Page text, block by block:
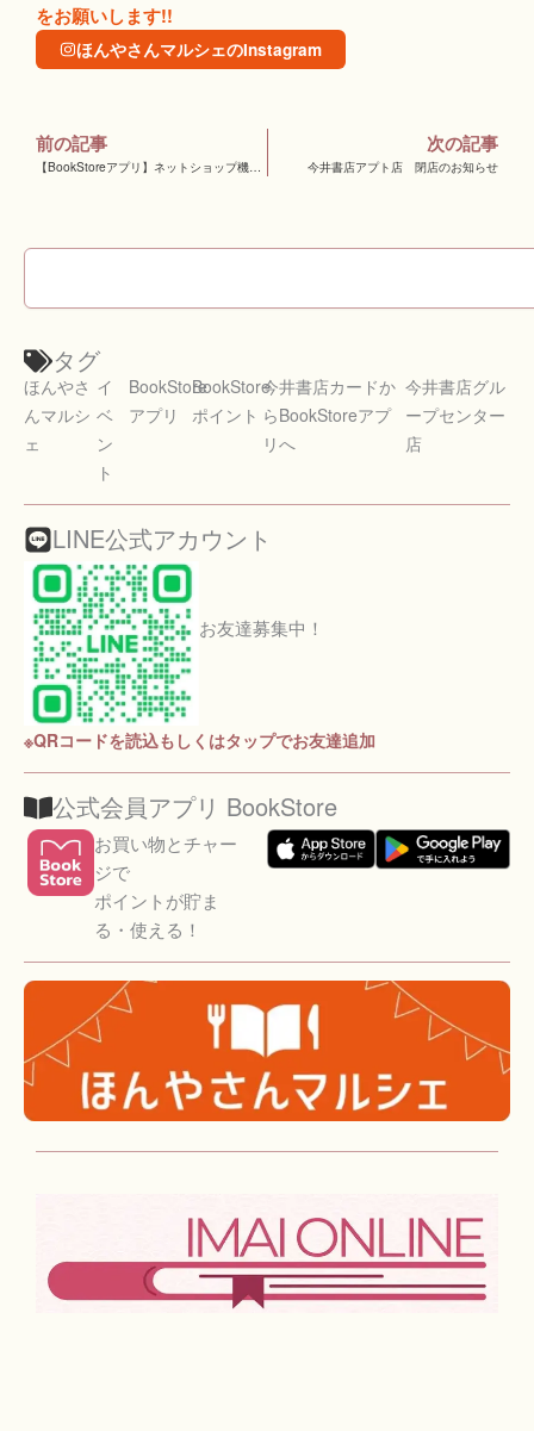
をお願いします!!
ほんやさんマルシェのInstagram
前の記事
【BookStoreアプリ】ネットショップ機能・チャージ機能 今夏リリース！！
次の記事
今井書店アプト店 閉店のお知らせ
検
タグ
ほんやさ
んマルシ
ェ
イ
ベ
ン
ト
BookStore
アプリ
BookStore
ポイント
今井書店カードか
らBookStoreアプ
リへ
今井書店グル
ープセンター
店
LINE公式アカウント
お友達募集中！
※QRコードを読込もしくはタップでお友達追加
公式会員アプリ BookStore
お買い物とチャー
ジで
ポイントが貯ま
る・使える！